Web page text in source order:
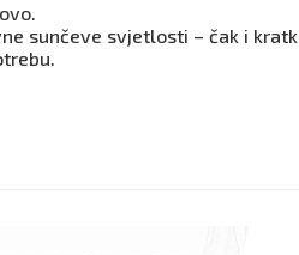
sunčeve svjetlosti – čak i